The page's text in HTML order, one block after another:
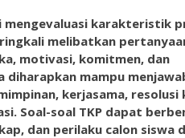
mengevaluasi karakteristik
melibatkan
motivasi, komitmen, dan
mampu
kerjasama, resolusi
Soal-soal TKP dapat
dan perilaku calon siswa